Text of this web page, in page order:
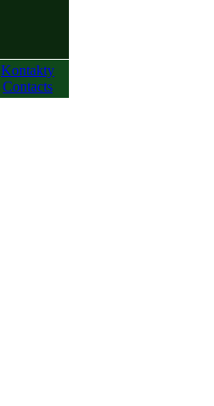
Kontakty
Contacts